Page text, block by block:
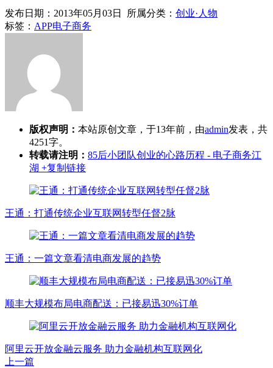
发布日期：2013年05月03日 所属分类： 创业·人物
标签： APP电子商务
版权声明： 本站原创文章，于13年前，由admin发表，共
4251字。
转载请注明： 85后小团队创业的心路历程 - 电子商务江
湖 +复制链接
王通：打通传统企业互联网转型任督2脉
王通：一篇文章看清电商发展的趋势
顺丰大规模布局电商配送：已接易迅30%订单
阿里云开放金融云服务 助力金融机构互联网化
上一篇